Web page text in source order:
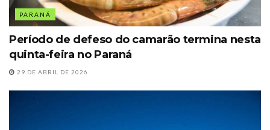
PARANÁ
Período de defeso do camarão termina nesta
quinta-feira no Paraná
29 DE ABRIL DE 2026